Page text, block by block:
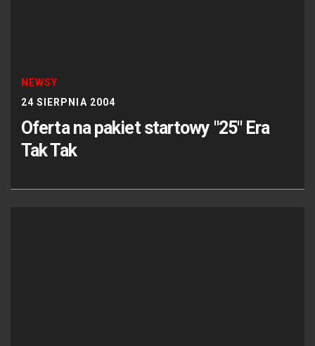
NEWSY
24 SIERPNIA 2004
Oferta na pakiet startowy "25" Era
Tak Tak